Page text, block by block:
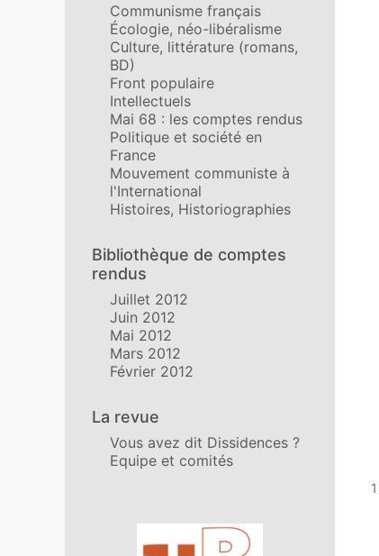
Communisme français
Écologie, néo-libéralisme
Culture, littérature (romans,
BD)
Front populaire
Intellectuels
Mai 68 : les comptes rendus
Politique et société en
France
Mouvement communiste à
l'International
Histoires, Historiographies
Bibliothèque de comptes
rendus
Juillet 2012
Juin 2012
Mai 2012
Mars 2012
Février 2012
La revue
Vous avez dit Dissidences ?
Equipe et comités
Affiliations/partenaires